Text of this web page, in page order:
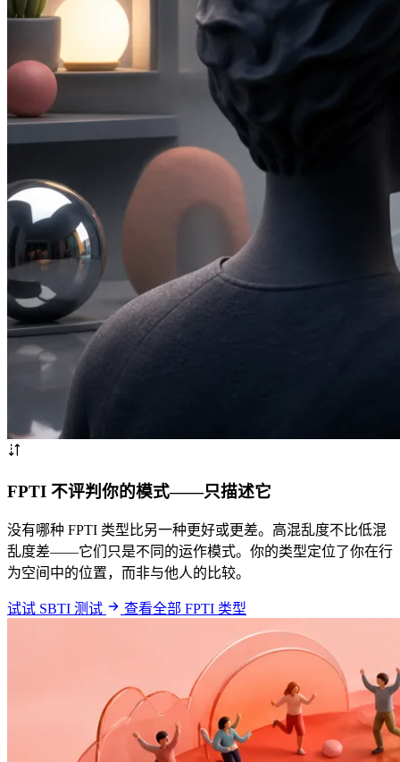
FPTI 不评判你的模式——只描述它
没有哪种 FPTI 类型比另一种更好或更差。高混乱度不比低混
乱度差——它们只是不同的运作模式。你的类型定位了你在行
为空间中的位置，而非与他人的比较。
试试 SBTI 测试 查看全部 FPTI 类型